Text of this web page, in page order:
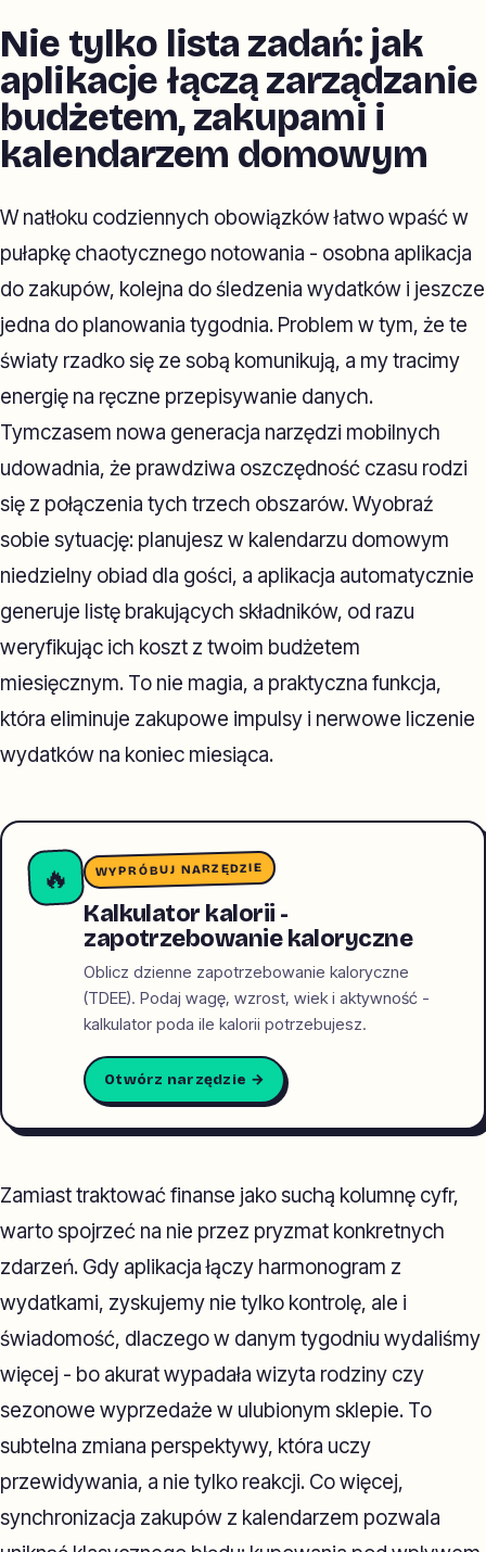
Nie tylko lista zadań: jak
aplikacje łączą zarządzanie
budżetem, zakupami i
kalendarzem domowym
W natłoku codziennych obowiązków łatwo wpaść w
pułapkę chaotycznego notowania - osobna aplikacja
do zakupów, kolejna do śledzenia wydatków i jeszcze
jedna do planowania tygodnia. Problem w tym, że te
światy rzadko się ze sobą komunikują, a my tracimy
energię na ręczne przepisywanie danych.
Tymczasem nowa generacja narzędzi mobilnych
udowadnia, że prawdziwa oszczędność czasu rodzi
się z połączenia tych trzech obszarów. Wyobraź
sobie sytuację: planujesz w kalendarzu domowym
niedzielny obiad dla gości, a aplikacja automatycznie
generuje listę brakujących składników, od razu
weryfikując ich koszt z twoim budżetem
miesięcznym. To nie magia, a praktyczna funkcja,
która eliminuje zakupowe impulsy i nerwowe liczenie
wydatków na koniec miesiąca.
🔥 WYPRÓBUJ NARZĘDZIE
Kalkulator kalorii -
zapotrzebowanie kaloryczne
Oblicz dzienne zapotrzebowanie kaloryczne
(TDEE). Podaj wagę, wzrost, wiek i aktywność -
kalkulator poda ile kalorii potrzebujesz.
Otwórz narzędzie →
Zamiast traktować finanse jako suchą kolumnę cyfr,
warto spojrzeć na nie przez pryzmat konkretnych
zdarzeń. Gdy aplikacja łączy harmonogram z
wydatkami, zyskujemy nie tylko kontrolę, ale i
świadomość, dlaczego w danym tygodniu wydaliśmy
więcej - bo akurat wypadała wizyta rodziny czy
sezonowe wyprzedaże w ulubionym sklepie. To
subtelna zmiana perspektywy, która uczy
przewidywania, a nie tylko reakcji. Co więcej,
synchronizacja zakupów z kalendarzem pozwala